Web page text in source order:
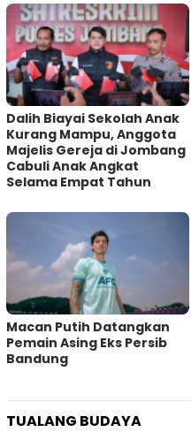
Dalih Biayai Sekolah Anak
Kurang Mampu, Anggota
Majelis Gereja di Jombang
Cabuli Anak Angkat
Selama Empat Tahun
Macan Putih Datangkan
Pemain Asing Eks Persib
Bandung
TUALANG BUDAYA